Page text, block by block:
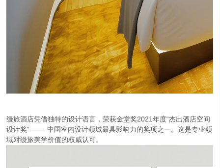
缦旅酒店凭借独特的设计语言，荣获金堂奖2021年度“杰出酒店空间
设计奖” —— 中国室内设计领域最具影响力的奖项之一。这是专业领
域对缦旅美学价值的权威认可。